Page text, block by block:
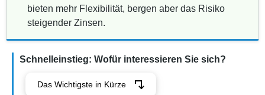
bieten mehr Flexibilität, bergen aber das Risiko
steigender Zinsen.
Schnelleinstieg: Wofür interessieren Sie sich?
Das Wichtigste in Kürze